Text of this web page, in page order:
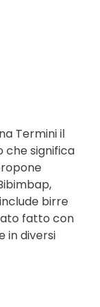
Termini il
che significa
birre
fatto con
in diversi